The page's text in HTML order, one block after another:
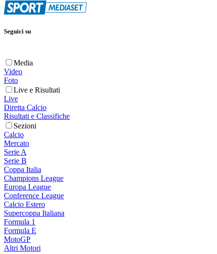
Seguici su
Media
Video
Foto
Live e Risultati
Live
Diretta Calcio
Risultati e Classifiche
Sezioni
Calcio
Mercato
Serie A
Serie B
Coppa Italia
Champions League
Europa League
Conference League
Calcio Estero
Supercoppa Italiana
Formula 1
Formula E
MotoGP
Altri Motori